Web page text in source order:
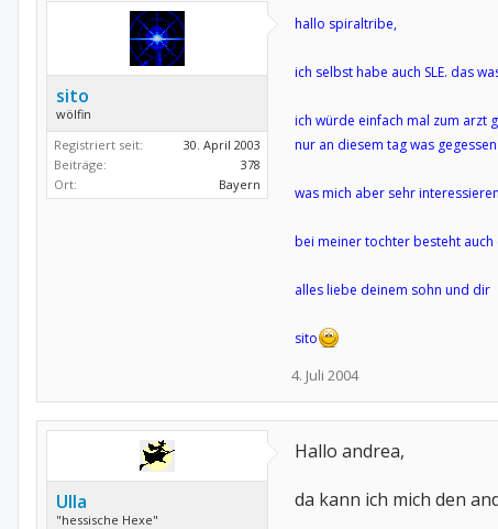
sito
wölfin
Registriert seit:
30. April 2003
Beiträge:
378
Ort:
Bayern
hallo spiraltribe,
ich selbst habe auch SLE. das
ich würde einfach mal zum arzt
nur an diesem tag was
was mich aber sehr
bei meiner tochter besteht
alles liebe deinem sohn und dir
sito
4. Juli 2004
Ulla
"hessische Hexe"
Hallo andrea,
da kann ich mich den